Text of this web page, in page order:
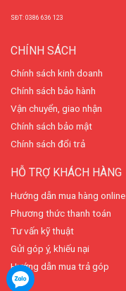
SĐT: 0386 636 123
CHÍNH SÁCH
Chính sách kinh doanh
Chính sách bảo hành
Vận chuyển, giao nhận
Chính sách bảo mật
Chính sách đổi trả
HỖ TRỢ KHÁCH HÀNG
Hướng dẫn mua hàng online
Phương thức thanh toán
Tư vấn kỹ thuật
Gửi góp ý, khiếu nại
Hướng dẫn mua trả góp